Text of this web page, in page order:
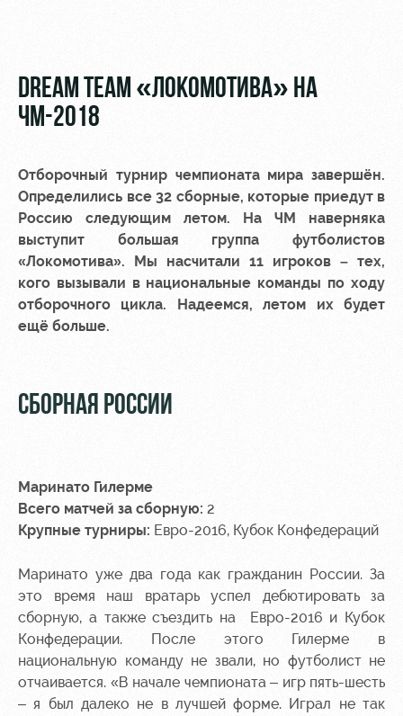
МГН
РЖД
Арена
Организация
мероприятий
Аренда
площадей
Занятия
спортом
Локо
Старт
Локо-Лето
Академия
Руководство
Информация
для
болельщиков
Банковская
карта
лояльности
Информация
болельщиков
МГН
DREAM TEAM «ЛОКОМОТИВА» НА
ЧМ-2018
Отборочный турнир чемпионата мира завершён.
Определились все 32 сборные, которые приедут в
Россию следующим летом. На ЧМ наверняка
выступит большая группа футболистов
«Локомотива». Мы насчитали 11 игроков – тех,
кого вызывали в национальные команды по ходу
отборочного цикла. Надеемся, летом их будет
ещё больше.
СБОРНАЯ РОССИИ
Маринато Гилерме
Всего матчей за сборную: 2
Крупные турниры: Евро-2016, Кубок Конфедераций
Маринато уже два года как гражданин России. За
это время наш вратарь успел дебютировать за
сборную, а также съездить на Евро-2016 и Кубок
Конфедерации. После этого Гилерме в
национальную команду не звали, но футболист не
отчаивается. «В начале чемпионата – игр пять-шесть
– я был далеко не в лучшей форме. Играл не так